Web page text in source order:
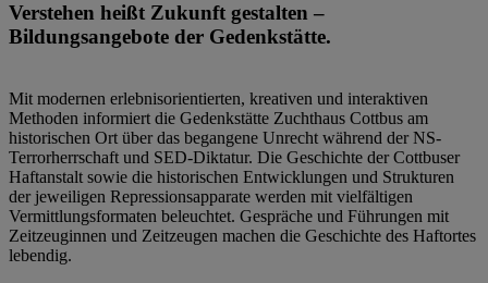
Verstehen heißt Zukunft gestalten –
Bildungsangebote der Gedenkstätte.
Mit modernen erlebnisorientierten, kreativen und interaktiven
Methoden informiert die Gedenkstätte Zuchthaus Cottbus am
historischen Ort über das begangene Unrecht während der NS-
Terrorherrschaft und SED-Diktatur. Die Geschichte der Cottbuser
Haftanstalt sowie die historischen Entwicklungen und Strukturen
der jeweiligen Repressionsapparate werden mit vielfältigen
Vermittlungsformaten beleuchtet. Gespräche und Führungen mit
Zeitzeuginnen und Zeitzeugen machen die Geschichte des Haftortes
lebendig.